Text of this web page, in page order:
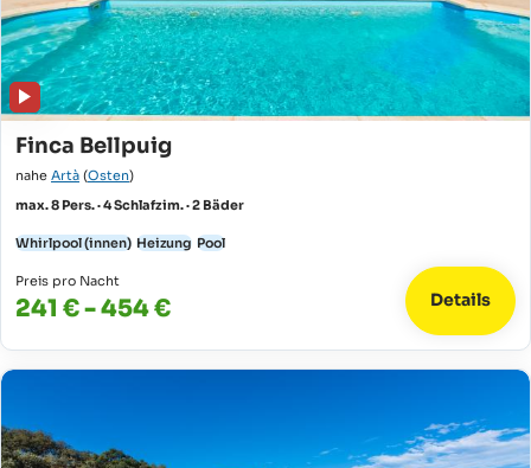
Finca Bellpuig
nahe Artà (Osten)
max. 8 Pers. · 4 Schlafzim. · 2 Bäder
Whirlpool (innen) Heizung Pool
Preis pro Nacht
241 € - 454 € Details